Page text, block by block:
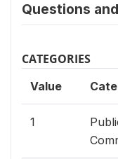
Questions
CATEGORIES
Value
1